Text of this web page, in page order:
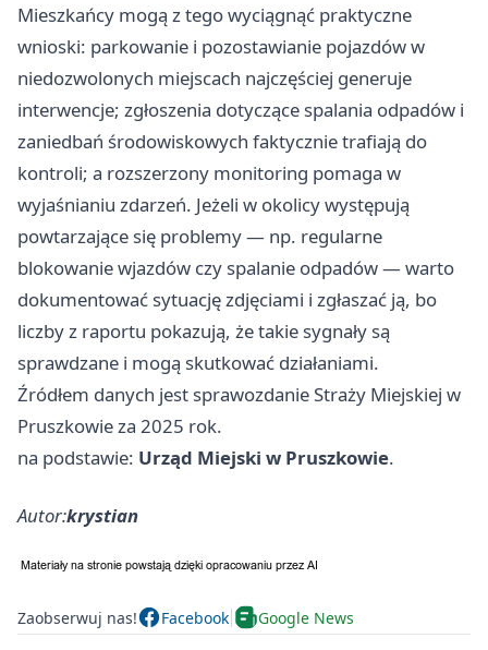
Mieszkańcy mogą z tego wyciągnąć praktyczne
wnioski: parkowanie i pozostawianie pojazdów w
niedozwolonych miejscach najczęściej generuje
interwencje; zgłoszenia dotyczące spalania odpadów i
zaniedbań środowiskowych faktycznie trafiają do
kontroli; a rozszerzony monitoring pomaga w
wyjaśnianiu zdarzeń. Jeżeli w okolicy występują
powtarzające się problemy — np. regularne
blokowanie wjazdów czy spalanie odpadów — warto
dokumentować sytuację zdjęciami i zgłaszać ją, bo
liczby z raportu pokazują, że takie sygnały są
sprawdzane i mogą skutkować działaniami.
Źródłem danych jest sprawozdanie Straży Miejskiej w
Pruszkowie za 2025 rok.
na podstawie: Urząd Miejski w Pruszkowie.
Autor:krystian
Zaobserwuj nas! Facebook Google News